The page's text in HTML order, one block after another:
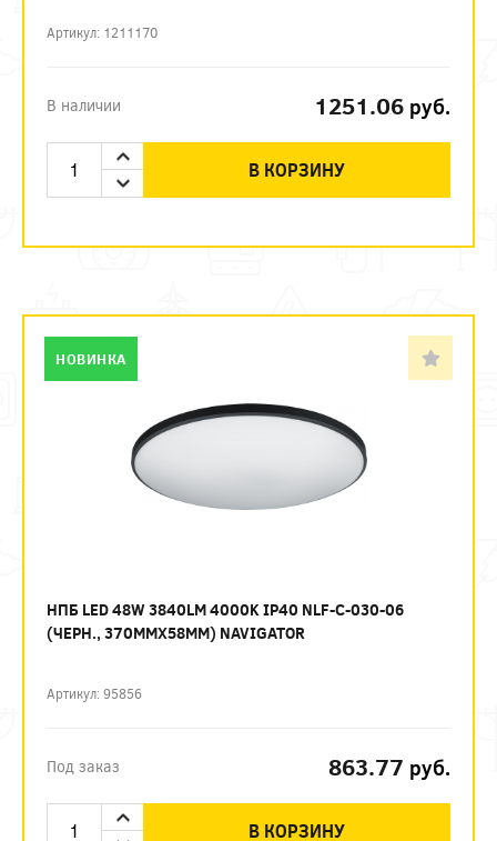
Артикул: 1211170
В наличии 1251.06 руб.
В КОРЗИНУ
НПБ LED 48W 3840LM 4000K IP40 NLF-C-030-06
(ЧЕРН., 370ММХ58ММ) NAVIGATOR
Артикул: 95856
Под заказ 863.77 руб.
В КОРЗИНУ
НОВИНКА